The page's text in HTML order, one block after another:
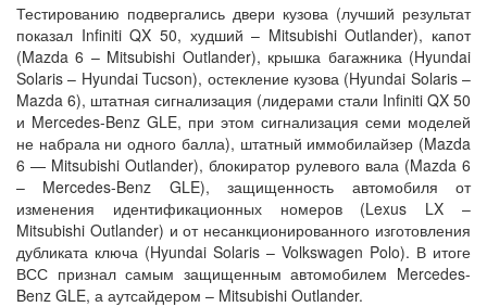
Тестированию подвергались двери кузова (лучший результат
показал Infiniti QX 50, худший – Mitsubishi Outlander), капот
(Mazda 6 – Mitsubishi Outlander), крышка багажника (Hyundai
Solaris – Hyundai Tucson), остекление кузова (Hyundai Solaris –
Mazda 6), штатная сигнализация (лидерами стали Infiniti QX 50
и Mercedes-Benz GLE, при этом сигнализация семи моделей
не набрала ни одного балла), штатный иммобилайзер (Mazda
6 — Mitsubishi Outlander), блокиратор рулевого вала (Mazda 6
– Mercedes-Benz GLE), защищенность автомобиля от
изменения идентификационных номеров (Lexus LX –
Mitsubishi Outlander) и от несанкционированного изготовления
дубликата ключа (Hyundai Solaris – Volkswagen Polo). В итоге
ВСС признал самым защищенным автомобилем Mercedes-
Benz GLE, а аутсайдером – Mitsubishi Outlander.